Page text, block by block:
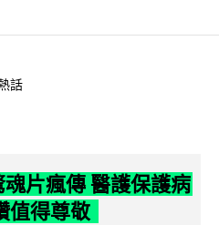
話
片瘋傳 醫護保護病
值得尊敬